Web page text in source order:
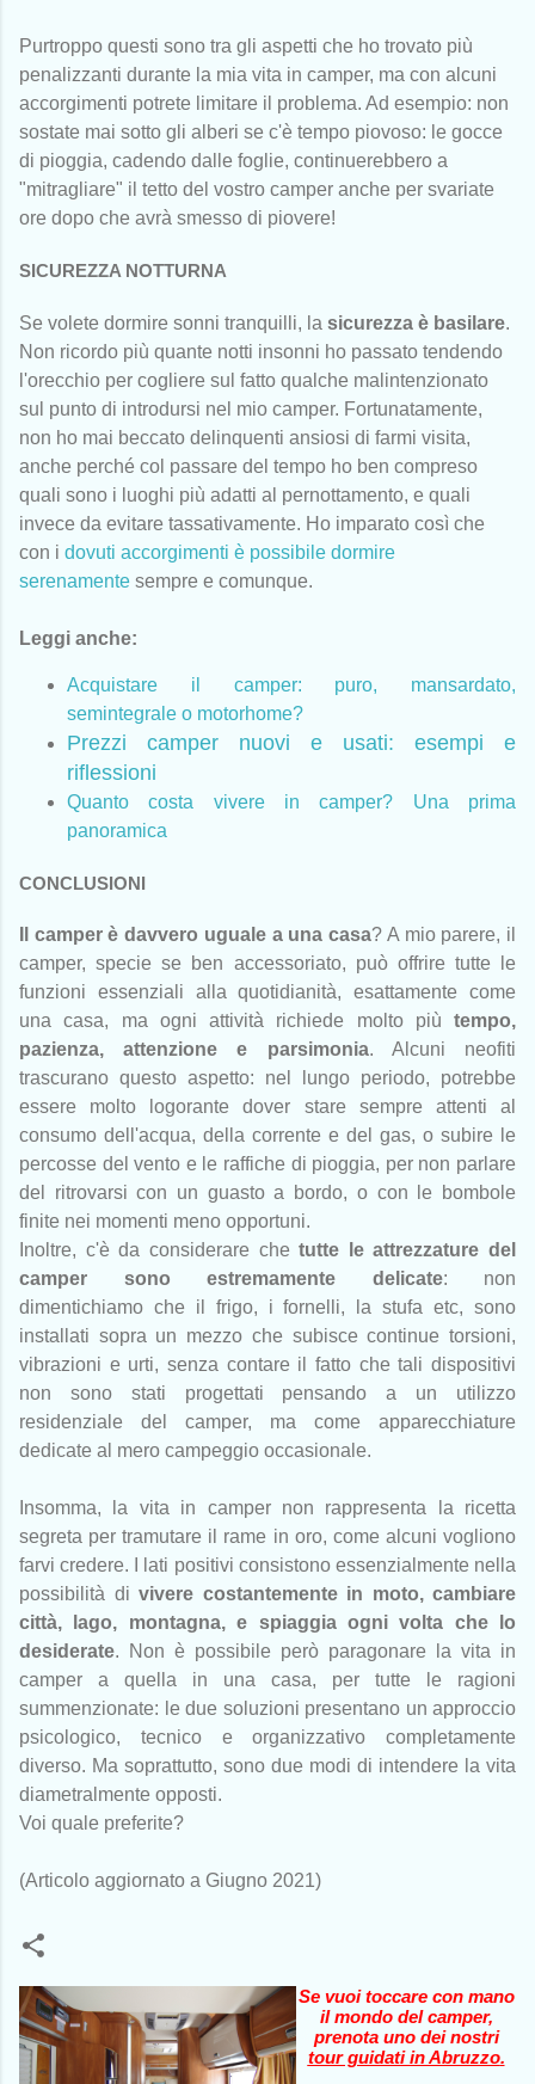
Purtroppo questi sono tra gli aspetti che ho trovato più
penalizzanti durante la mia vita in camper, ma con alcuni
accorgimenti potrete limitare il problema. Ad esempio: non
sostate mai sotto gli alberi se c'è tempo piovoso: le gocce
di pioggia, cadendo dalle foglie, continuerebbero a
"mitragliare" il tetto del vostro camper anche per svariate
ore dopo che avrà smesso di piovere!
SICUREZZA NOTTURNA
Se volete dormire sonni tranquilli, la sicurezza è basilare.
Non ricordo più quante notti insonni ho passato tendendo
l'orecchio per cogliere sul fatto qualche malintenzionato
sul punto di introdursi nel mio camper. Fortunatamente,
non ho mai beccato delinquenti ansiosi di farmi visita,
anche perché col passare del tempo ho ben compreso
quali sono i luoghi più adatti al pernottamento, e quali
invece da evitare tassativamente. Ho imparato così che
con i dovuti accorgimenti è possibile dormire
serenamente sempre e comunque.
Leggi anche:
Acquistare il camper: puro, mansardato,
semintegrale o motorhome?
Prezzi camper nuovi e usati: esempi e
riflessioni
Quanto costa vivere in camper? Una prima
panoramica
CONCLUSIONI
Il camper è davvero uguale a una casa? A mio parere, il
camper, specie se ben accessoriato, può offrire tutte le
funzioni essenziali alla quotidianità, esattamente come
una casa, ma ogni attività richiede molto più tempo,
pazienza, attenzione e parsimonia. Alcuni neofiti
trascurano questo aspetto: nel lungo periodo, potrebbe
essere molto logorante dover stare sempre attenti al
consumo dell'acqua, della corrente e del gas, o subire le
percosse del vento e le raffiche di pioggia, per non parlare
del ritrovarsi con un guasto a bordo, o con le bombole
finite nei momenti meno opportuni.
Inoltre, c'è da considerare chetutte le attrezzature del
camper sono estremamente delicate: non
dimentichiamo che il frigo, i fornelli, la stufa etc, sono
installati sopra un mezzo che subisce continue torsioni,
vibrazioni e urti, senza contare il fatto che tali dispositivi
non sono stati progettati pensando a un utilizzo
residenziale del camper, ma come apparecchiature
dedicate al mero campeggio occasionale.
Insomma, la vita in camper non rappresenta la ricetta
segreta per tramutare il rame in oro, come alcuni vogliono
farvi credere. I lati positivi consistono essenzialmente nella
possibilità di vivere costantemente in moto, cambiare
città, lago, montagna, e spiaggia ogni volta che lo
desiderate. Non è possibile però paragonare la vita in
camper a quella in una casa, per tutte le ragioni
summenzionate: le due soluzioni presentano un approccio
psicologico, tecnico e organizzativo completamente
diverso. Ma soprattutto, sono due modi di intendere la vita
diametralmente opposti.
Voi quale preferite?
(Articolo aggiornato a Giugno 2021)
Se vuoi toccare con mano
il mondo del camper,
prenota uno dei nostri
tour guidati in Abruzzo.